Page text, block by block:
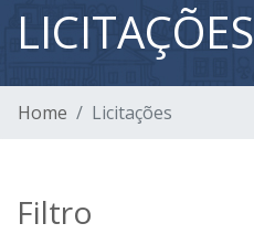
LICITAÇÕES
Home Licitações
Filtro